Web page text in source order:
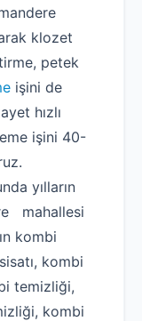
klozet
petek
işini de
hızlı
işini 40-
yılların
mahallesi
kombi
kombi
temizliği,
kombi